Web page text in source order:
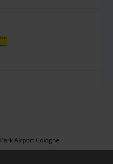
Park Airport Cologne